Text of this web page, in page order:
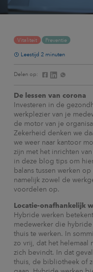
De lessen van corona
Investeren in de
werkplezier van je
de motor van je
Zekerheid denken we
we weer naar kantoor
zijn met het inrichten
in deze blog tips om
balans tussen werken
namelijk zowel de
voordelen op.
Locatie-onafhankelijk
Hybride werken
medewerker die
thuis te werken. In
zo vrij, dat het helemaal
zich bevindt. In dat
thuis, de bibliotheek of
Vitaliteit Preventie
Leestijd 2 minuten
Delen op: